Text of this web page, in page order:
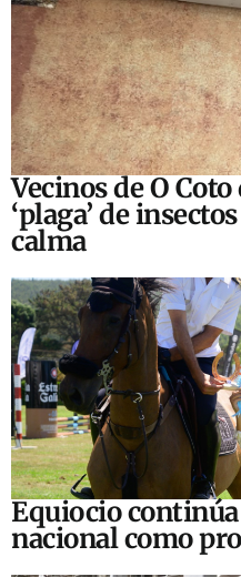
Vecinos de O
‘plaga’ de
calma
Equiocio
nacional como